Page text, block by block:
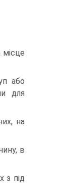
або
для
на
в
з під